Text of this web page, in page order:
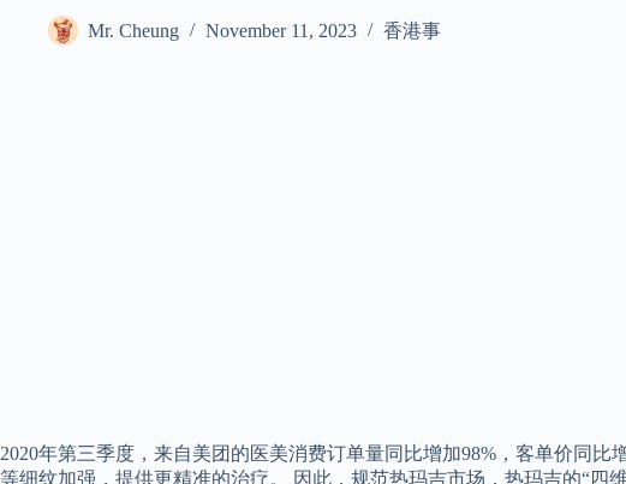
Mr. Cheung November 11, 2023 香港事
2020年第三季度，来自美团的医美消费订单量同比增加98%，客单价同
等细纹加强，提供更精准的治疗。 因此，规范热玛吉市场，热玛吉的“四